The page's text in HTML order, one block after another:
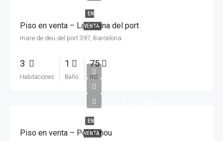
EN
VENTA
Piso en venta – La marina del port
mare de deu del port 397, Barcelona
3
Habitaciones
1
Baño
75
m2
EN
VENTA
Piso en venta – Poble nou